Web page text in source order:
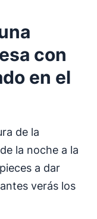
con
en el
de la
la noche a la
a dar
verás los